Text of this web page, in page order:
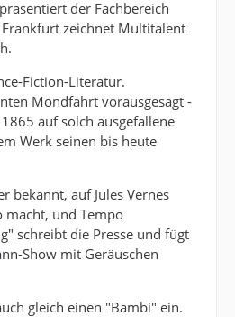
der Fachbereich
Frankfurt zeichnet Multitalent
Fiction-Literatur.
Mondfahrt vorausgesagt -
auf solch ausgefallene
Werk seinen bis heute
bekannt, auf Jules Vernes
macht, und Tempo
schreibt die Presse und fügt
Show mit Geräuschen
gleich einen "Bambi" ein.